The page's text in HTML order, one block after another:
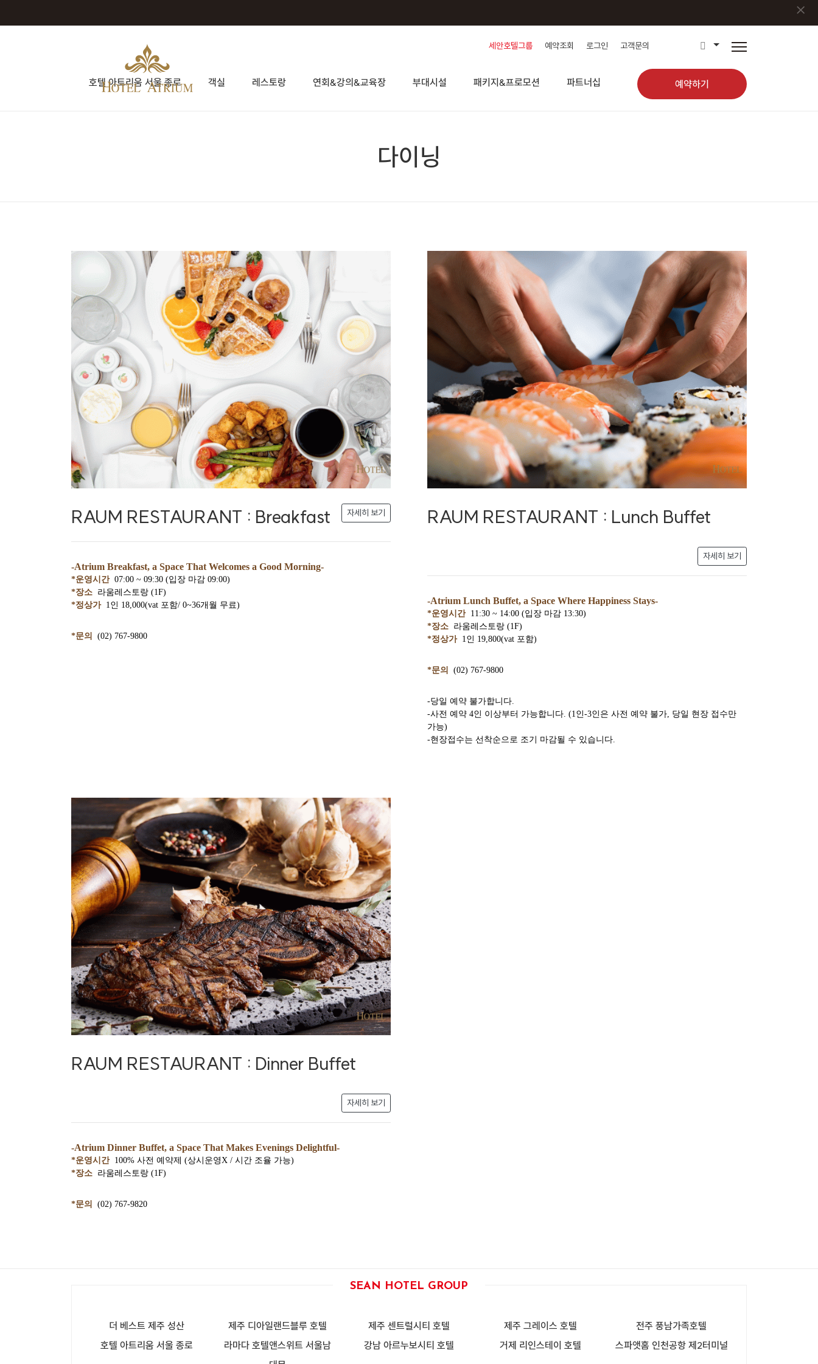
×
세안호텔그룹 예약조회 로그인 고객문의
호텔 아트리움 서울 종로 객실 레스토랑 연회&강의&교육장 부대시설 패키지&프로모션 파트너십 예약하기
레스토랑
연회&강의&교육장
부대시설
패키지&프로모션
파트너십
다이닝
RAUM RESTAURANT : Breakfast 자세히 보기
-Atrium Breakfast, a Space That Welcomes a Good Morning-
*운영시간 07:00 ~ 09:30 (입장 마감 09:00)
*장소 라움레스토랑 (1F)
*정상가 1인 18,000(vat 포함/ 0~36개월 무료)
*문의 (02) 767-9800
RAUM RESTAURANT : Lunch Buffet
자세히 보기
-Atrium Lunch Buffet, a Space Where Happiness Stays-
*운영시간 11:30 ~ 14:00 (입장 마감 13:30)
*장소 라움레스토랑 (1F)
*정상가 1인 19,800(vat 포함)
*문의 (02) 767-9800
-당일 예약 불가합니다.
-사전 예약 4인 이상부터 가능합니다. (1인-3인은 사전 예약 불가, 당일 현장 접수만
가능)
-현장접수는 선착순으로 조기 마감될 수 있습니다.
RAUM RESTAURANT : Dinner Buffet
자세히 보기
-Atrium Dinner Buffet, a Space That Makes Evenings Delightful-
*운영시간 100% 사전 예약제 (상시운영X / 시간 조율 가능)
*장소 라움레스토랑 (1F)
*문의 (02) 767-9820
SEAN HOTEL GROUP
더 베스트 제주 성산 제주 디아일랜드블루 호텔 제주 센트럴시티 호텔 제주 그레이스 호텔
전주 풍남가족호텔
호텔 아트리움 서울 종로
라마다 호텔앤스위트 서울남
강남 아르누보시티 호텔 거제 리인스테이 호텔 스파앳홈 인천공항 제2터미널